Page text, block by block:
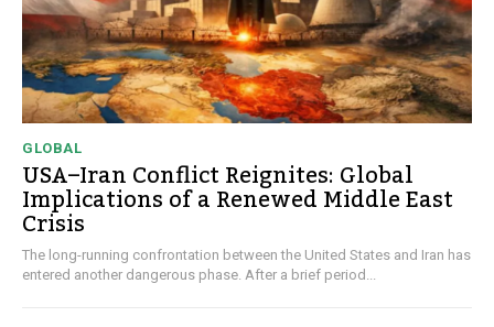
GLOBAL
USA–Iran Conflict Reignites: Global
Implications of a Renewed Middle East
Crisis
The long-running confrontation between the United States and Iran has
entered another dangerous phase. After a brief period...